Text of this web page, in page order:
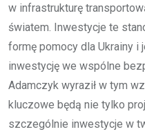
w infrastrukturę
światem. Inwestycje te
formę pomocy dla Ukrainy i
inwestycję we wspólne
Adamczyk wyraził w tym
kluczowe będą nie tylko
szczególnie inwestycje w